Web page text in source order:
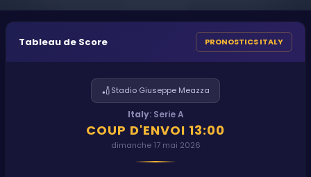
Tableau de Score PRONOSTICS ITALY
🏏Stadio Giuseppe Meazza
Italy: Serie A
COUP D'ENVOI 13:00
dimanche 17 mai 2026